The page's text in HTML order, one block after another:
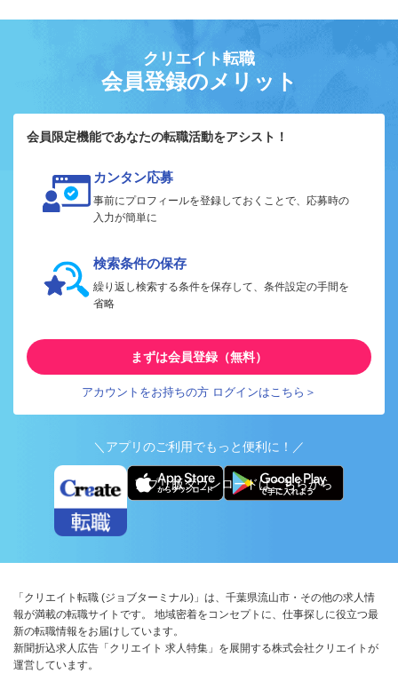
クリエイト転職
会員登録のメリット
会員限定機能であなたの転職活動をアシスト！
カンタン応募
事前にプロフィールを登録しておくことで、応募時の
入力が簡単に
検索条件の保存
繰り返し検索する条件を保存して、条件設定の手間を
省略
まずは会員登録（無料）
アカウントをお持ちの方 ログインはこちら＞
＼アプリのご利用でもっと便利に！／
アプリ版ダウンロードはこちらから
「クリエイト転職 (ジョブターミナル)」は、千葉県流山市・その他の求人情
報が満載の転職サイトです。 地域密着をコンセプトに、仕事探しに役立つ最
新の転職情報をお届けしています。
新聞折込求人広告「クリエイト 求人特集」を展開する株式会社クリエイトが
運営しています。